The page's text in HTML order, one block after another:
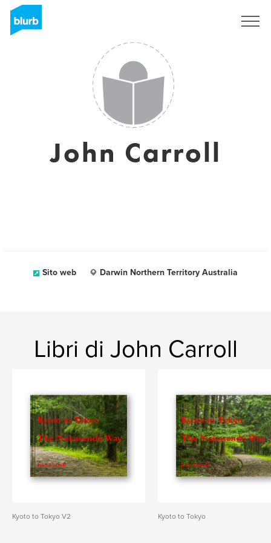
John Carroll
Sito web Darwin Northern Territory Australia
Libri di John Carroll
Kyoto to Tokyo V2 Kyoto to Tokyo